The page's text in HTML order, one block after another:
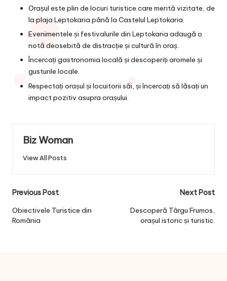
Orașul este plin de locuri turistice care merită vizitate, de
la plaja Leptokaria până la Castelul Leptokaria.
Evenimentele și festivalurile din Leptokaria adaugă o
notă deosebită de distracție și cultură în oraș.
Încercați gastronomia locală și descoperiți aromele și
gusturile locale.
Respectați orașul și locuitorii săi, și încercați să lăsați un
impact pozitiv asupra orașului.
Biz Woman
View All Posts
Post
navigation
Previous Post
Obiectivele Turistice din
România
Next Post
Descoperă Târgu Frumos,
orașul istoric și turistic.